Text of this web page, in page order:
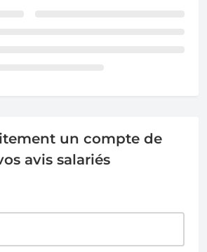
un compte de
avis salariés